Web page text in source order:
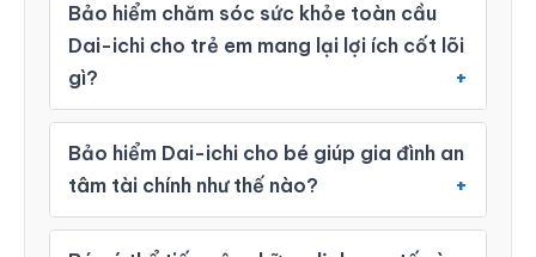
Bảo hiểm chăm sóc sức khỏe toàn cầu
Dai-ichi cho trẻ em mang lại lợi ích cốt lõi
gì?
Bảo hiểm Dai-ichi cho bé giúp gia đình an
tâm tài chính như thế nào?